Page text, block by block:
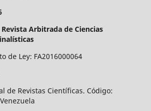
Arbitrada de Ciencias
de Ley: FA2016000064
de Revistas Científicas. Código: